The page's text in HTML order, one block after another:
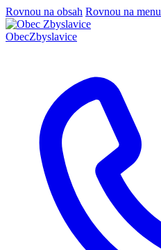
Rovnou na obsah Rovnou na menu
ObecZbyslavice